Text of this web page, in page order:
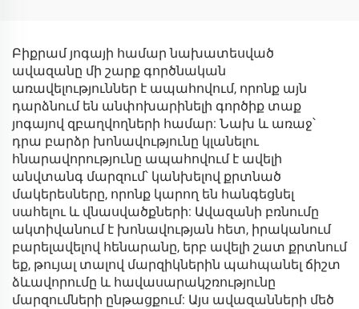
Բիքրամ յոգայի համար նախատեսված
ավազանը մի շարք գործնական
առավելություններ է ապահովում, որոնք այն
դարձնում են անփոխարինելի գործիք տաք
յոգայով զբաղվողների համար: Նախ և առաջ՝
դրա բարձր խոնավությունը կլանելու
հնարավորությունը ապահովում է ավելի
անվտանգ մարզում՝ կանխելով քրտնած
մակերեսները, որոնք կարող են հանգեցնել
սահելու և վնասվածքների: Ավազանի բռնումը
ակտիվանում է խոնավության հետ, իրականում
բարելավելով հենարանը, երբ ավելի շատ քրտնում
եք, թույալ տալով մարզիկներին պահպանել ճիշտ
ձևավորումը և հավասարակշռությունը
մարզումների ընթացքում: Այս ավազանների մեծ